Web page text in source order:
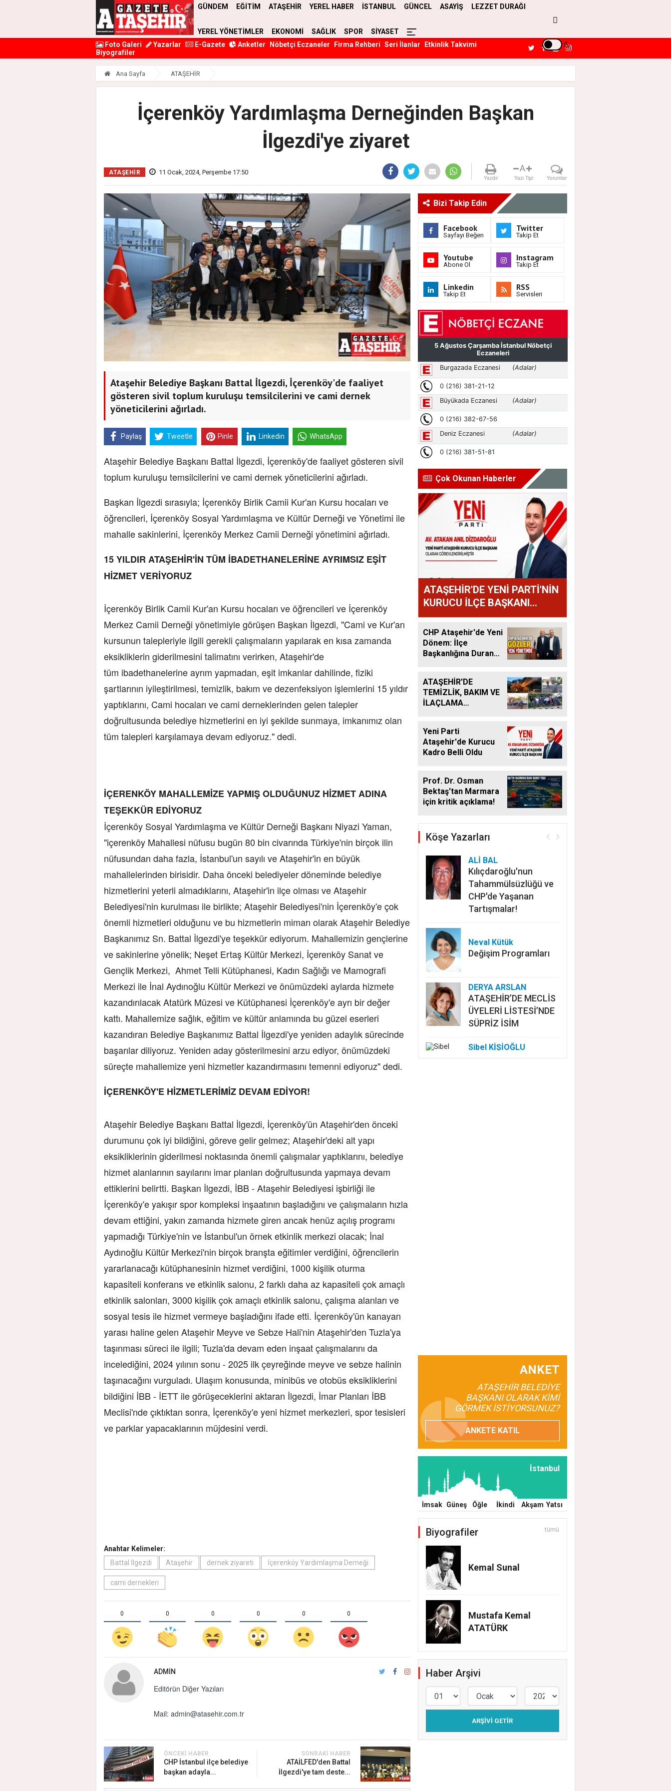
GÜNDEM EĞİTİM ATAŞEHİR YEREL HABER İSTANBUL GÜNCEL ASAYİŞ LEZZET DURAĞI
YEREL YÖNETİMLER EKONOMİ SAĞLIK SPOR
SİYASET
Foto Galeri
Yazarlar E-Gazete Anketler Nöbetçi Eczaneler Firma Rehberi Seri İlanlar
Etkinlik Takvimi
Biyografiler
Ana Sayfa ATAŞEHİR
İçerenköy Yardımlaşma Derneğinden Başkan
İlgezdi'ye ziyaret
ATAŞEHİR 11 Ocak, 2024, Perşembe 17:50
Yazdır
A
Yazı Tipi Yorumlar
Ataşehir Belediye Başkanı Battal İlgezdi, İçerenköy'de faaliyet
gösteren sivil toplum kuruluşu temsilcilerini ve cami dernek
yöneticilerini ağırladı.
Paylaş Tweetle Pinle Linkedin WhatsApp
Ataşehir Belediye Başkanı Battal İlgezdi, İçerenköy'de faaliyet gösteren sivil
toplum kuruluşu temsilcilerini ve cami dernek yöneticilerini ağırladı.
Başkan İlgezdi sırasıyla; İçerenköy Birlik Camii Kur'an Kursu hocaları ve
öğrencileri, İçerenköy Sosyal Yardımlaşma ve Kültür Derneği ve Yönetimi ile
mahalle sakinlerini, İçerenköy Merkez Camii Derneği yönetimini ağırladı.
15 YILDIR ATAŞEHİR'İN TÜM İBADETHANELERİNE AYRIMSIZ EŞİT
HİZMET VERİYORUZ
İçerenköy Birlik Camii Kur'an Kursu hocaları ve öğrencileri ve İçerenköy
Merkez Camii Derneği yönetimiyle görüşen Başkan İlgezdi, "Cami ve Kur'an
kursunun talepleriyle ilgili gerekli çalışmaların yapılarak en kısa zamanda
eksikliklerin giderilmesini talimatını verirken, Ataşehir'de
tüm ibadethanelerine ayrım yapmadan, eşit imkanlar dahilinde, fiziki
şartlarının iyileştirilmesi, temizlik, bakım ve dezenfeksiyon işlemlerini 15 yıldır
yaptıklarını, Cami hocaları ve cami derneklerinden gelen talepler
doğrultusunda belediye hizmetlerini en iyi şekilde sunmaya, imkanımız olan
tüm talepleri karşılamaya devam ediyoruz." dedi.
İÇERENKÖY MAHALLEMİZE YAPMIŞ OLDUĞUNUZ HİZMET ADINA
TEŞEKKÜR EDİYORUZ
İçerenköy Sosyal Yardımlaşma ve Kültür Derneği Başkanı Niyazi Yaman,
"içerenköy Mahallesi nüfusu bugün 80 bin civarında Türkiye'nin birçok ilin
nüfusundan daha fazla, İstanbul'un sayılı ve Ataşehir'in en büyük
mahallelerinden birisidir. Daha önceki belediyeler döneminde belediye
hizmetlerini yeterli almadıklarını, Ataşehir'in ilçe olması ve Ataşehir
Belediyesi'nin kurulması ile birlikte; Ataşehir Belediyesi'nin İçerenköy'e çok
önemli hizmetleri olduğunu ve bu hizmetlerin mimarı olarak Ataşehir Belediye
Başkanımız Sn. Battal İlgezdi'ye teşekkür ediyorum. Mahallemizin gençlerine
ve sakinlerine yönelik; Neşet Ertaş Kültür Merkezi, İçerenköy Sanat ve
Gençlik Merkezi, Ahmet Telli Kütüphanesi, Kadın Sağlığı ve Mamografi
Merkezi ile İnal Aydınoğlu Kültür Merkezi ve önümüzdeki aylarda hizmete
kazandırılacak Atatürk Müzesi ve Kütüphanesi İçerenköy'e ayrı bir değer
kattı. Mahallemize sağlık, eğitim ve kültür anlamında bu güzel eserleri
kazandıran Belediye Başkanımız Battal İlgezdi'ye yeniden adaylık sürecinde
başarılar diliyoruz. Yeniden aday gösterilmesini arzu ediyor, önümüzdeki
süreçte mahallemize yeni hizmetler kazandırmasını temenni ediyoruz" dedi.
İÇERENKÖY'E HİZMETLERİMİZ DEVAM EDİYOR!
Ataşehir Belediye Başkanı Battal İlgezdi, İçerenköy'ün Ataşehir'den önceki
durumunu çok iyi bildiğini, göreve gelir gelmez; Ataşehir'deki alt yapı
eksikliklerinin giderilmesi noktasında önemli çalışmalar yaptıklarını, belediye
hizmet alanlarının sayılarını imar planları doğrultusunda yapmaya devam
ettiklerini belirtti. Başkan İlgezdi, İBB - Ataşehir Belediyesi işbirliği ile
İçerenköy'e yakışır spor kompleksi inşaatının başladığını ve çalışmaların hızla
devam ettiğini, yakın zamanda hizmete giren ancak henüz açılış programı
yapmadığı Türkiye'nin ve İstanbul'un örnek etkinlik merkezi olacak; İnal
Aydınoğlu Kültür Merkezi'nin birçok branşta eğitimler verdiğini, öğrencilerin
yararlanacağı kütüphanesinin hizmet verdiğini, 1000 kişilik oturma
kapasiteli konferans ve etkinlik salonu, 2 farklı daha az kapasiteli çok amaçlı
etkinlik salonları, 3000 kişilik çok amaçlı etkinlik salonu, çalışma alanları ve
sosyal tesis ile hizmet vermeye başladığını ifade etti. İçerenköy'ün kanayan
yarası haline gelen Ataşehir Meyve ve Sebze Hali'nin Ataşehir'den Tuzla'ya
taşınması süreci ile ilgili; Tuzla'da devam eden inşaat çalışmalarını da
incelediğini, 2024 yılının sonu - 2025 ilk çeyreğinde meyve ve sebze halinin
taşınacağını vurguladı. Ulaşım konusunda, minibüs ve otobüs eksikliklerini
bildiğini İBB - İETT ile görüşeceklerini aktaran İlgezdi, İmar Planları İBB
Meclisi'nde çıktıktan sonra, İçerenköy'e yeni hizmet merkezleri, spor tesisleri
ve parklar yapacaklarının müjdesini verdi.
Anahtar Kelimeler:
Battal İlgezdi
Ataşehir dernek ziyareti İçerenköy Yardımlaşma Derneği
cami dernekleri
0 0 0 0 0 0
ADMIN
Editörün Diğer Yazıları
Mail: admin@atasehir.com.tr
ÖNCEKI HABER
CHP İstanbul ilçe belediye
başkan adayla...
SONRAKI HABER
ATAİLFED'den Battal
İlgezdi'ye tam deste...
Bizi Takip Edin
Facebook
Sayfayı Beğen
Twitter
Takip Et
Youtube
Abone Ol
Instagram
Takip Et
Linkedin
Takip Et
RSS
Servisleri
Çok Okunan Haberler
ATAŞEHİR'DE YENİ PARTİ'NİN
KURUCU İLÇE BAŞKANI
ATAKAN ANIL DİZDAROĞLU
OLDU
CHP Ataşehir'de Yeni
Dönem: İlçe
Başkanlığına Duran
ATAŞEHİR'DE
TEMİZLİK, BAKIM VE
İLAÇLAMA
Yeni Parti
Ataşehir'de Kurucu
Kadro Belli Oldu
Prof. Dr. Osman
Bektaş'tan Marmara
için kritik açıklama!
Köşe Yazarları
ALİ BAL
Kılıçdaroğlu'nun
Tahammülsüzlüğü ve
CHP'de Yaşanan
Tartışmalar!
Neval Kütük
Değişim Programları
DERYA ARSLAN
ATAŞEHİR’DE MECLİS
ÜYELERİ LİSTESİ’NDE
SÜPRİZ İSİM
Sibel KİŞİOĞLU
EUROVISION'DA
ANKET
ATAŞEHİR BELEDİYE
BAŞKANI OLARAK KİMİ
GÖRMEK İSTİYORSUNUZ?
ANKETE KATIL
İstanbul
İmsak Güneş Öğle İkindi Akşam Yatsı
Biyografiler tümü
Kemal Sunal
Mustafa Kemal
ATATÜRK
Haber Arşivi
ARŞIVI GETIR